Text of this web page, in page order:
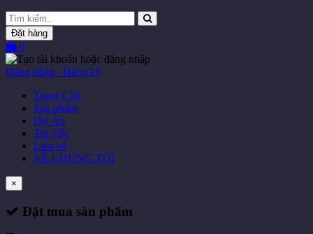
Đặt hàng
0
Đăng nhập / Đăng ký
Trang Chủ
Sản phẩm
Dự Án
Tin Tức
Liên hệ
VỀ CHÚNG TÔI
×
Đặt mua sản phẩm